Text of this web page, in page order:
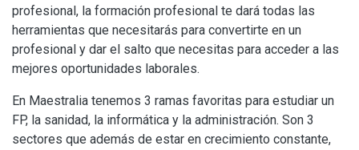
profesional, la formación profesional te dará todas las
herramientas que necesitarás para convertirte en un
profesional y dar el salto que necesitas para acceder a las
mejores oportunidades laborales.
En Maestralia tenemos 3 ramas favoritas para estudiar un
FP, la sanidad, la informática y la administración. Son 3
sectores que además de estar en crecimiento constante,